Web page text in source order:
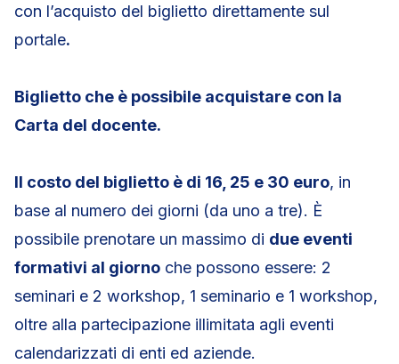
con l’acquisto del biglietto direttamente sul
portale.
Biglietto che è possibile acquistare con la
Carta del docente.
Il costo del biglietto è di 16, 25 e 30 euro, in
base al numero dei giorni (da uno a tre). È
possibile prenotare un massimo di due eventi
formativi al giorno che possono essere: 2
seminari e 2 workshop, 1 seminario e 1 workshop,
oltre alla partecipazione illimitata agli eventi
calendarizzati di enti ed aziende.